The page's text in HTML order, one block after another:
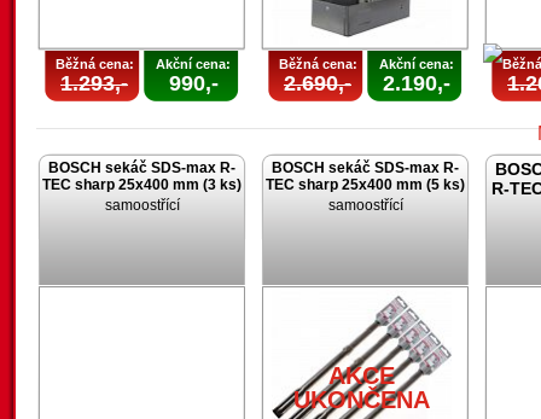
Běžná cena:
1.293,-
Akční cena:
990,-
Běžná cena:
2.690,-
Akční cena:
2.190,-
BOSCH sekáč SDS-max R-
TEC sharp 25x400 mm (3 ks)
samoostřící
BOSCH sekáč SDS-max R-
TEC sharp 25x400 mm (5 ks)
samoostřící
AKCE
UKONČENA
R-